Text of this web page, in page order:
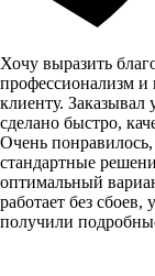
Хочу выразить
профессионализм
клиенту. Заказывал
сделано быстро,
Очень понравилось,
стандартные
оптимальный
работает без
получили